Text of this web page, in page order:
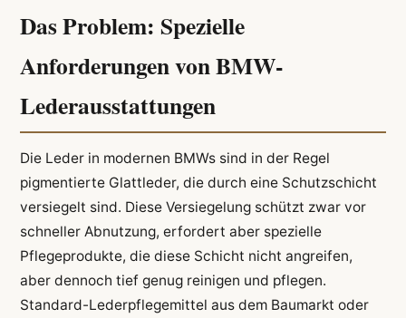
Das Problem: Spezielle
Anforderungen von BMW-
Lederausstattungen
Die Leder in modernen BMWs sind in der Regel
pigmentierte Glattleder, die durch eine Schutzschicht
versiegelt sind. Diese Versiegelung schützt zwar vor
schneller Abnutzung, erfordert aber spezielle
Pflegeprodukte, die diese Schicht nicht angreifen,
aber dennoch tief genug reinigen und pflegen.
Standard-Lederpflegemittel aus dem Baumarkt oder